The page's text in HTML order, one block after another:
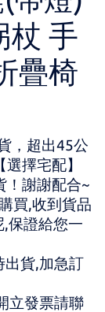
杖 手
疊椅
，超出45公
擇宅配】
！謝謝配合~
買,收到貨品
保證給您一
出貨,加急訂
立發票請聯